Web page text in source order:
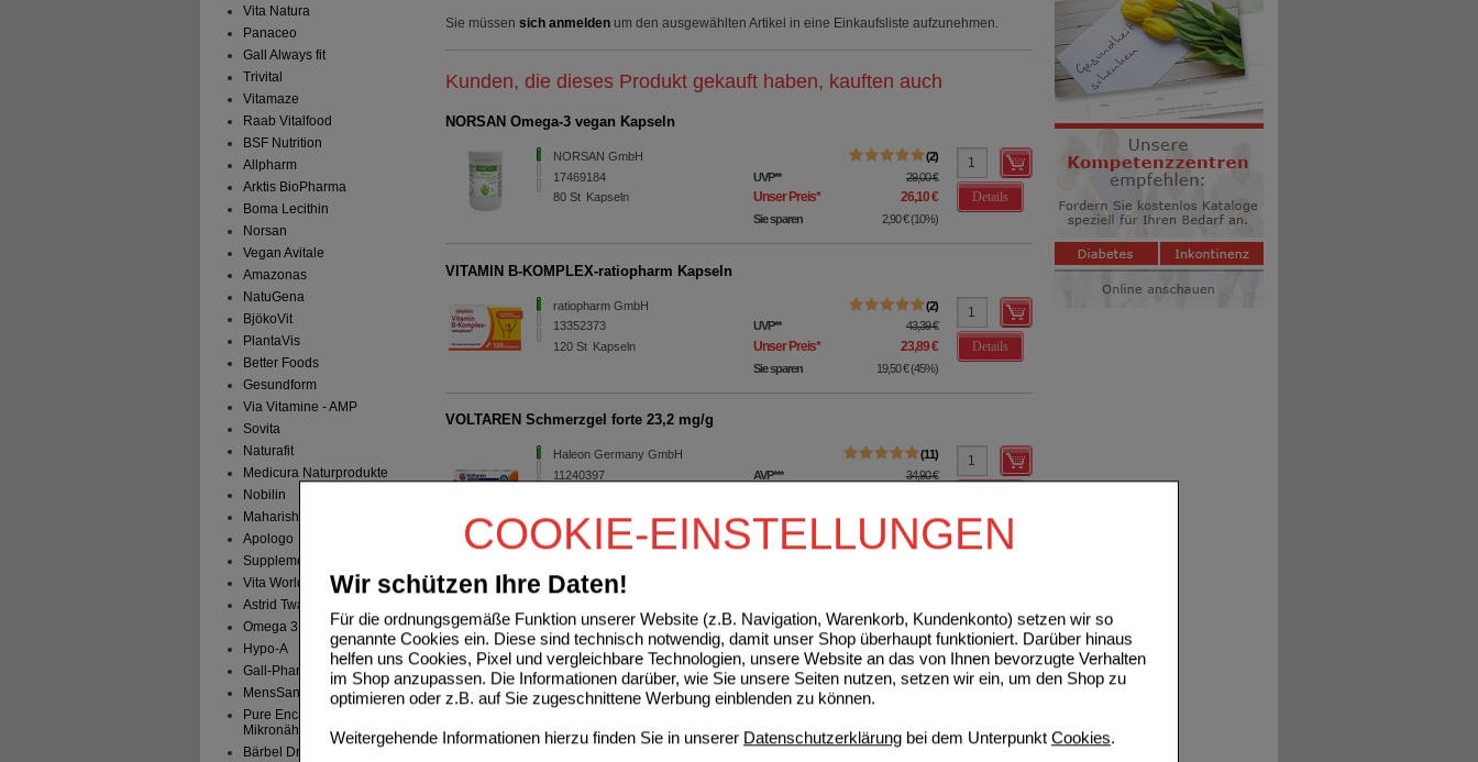
COOKIE-EINSTELLUNGEN
Wir schützen Ihre Daten!
Für die ordnungsgemäße Funktion unserer Website (z.B. Navigation, Warenkorb, Kundenkonto) setzen wir so
genannte Cookies ein. Diese sind technisch notwendig, damit unser Shop überhaupt funktioniert. Darüber hinaus
helfen uns Cookies, Pixel und vergleichbare Technologien, unsere Website an das von Ihnen bevorzugte Verhalten
im Shop anzupassen. Die Informationen darüber, wie Sie unsere Seiten nutzen, setzen wir ein, um den Shop zu
optimieren oder z.B. auf Sie zugeschnittene Werbung einblenden zu können.
Weitergehende Informationen hierzu finden Sie in unserer Datenschutzerklärung bei dem Unterpunkt Cookies.
Vita Natura
Panaceo
Gall Always fit
Trivital
Vitamaze
Raab Vitalfood
BSF Nutrition
Allpharm
Arktis BioPharma
Boma Lecithin
Norsan
Vegan Avitale
Amazonas
NatuGena
BjökoVit
PlantaVis
Better Foods
Gesundform
Via Vitamine - AMP
Sovita
Naturafit
Medicura Naturprodukte
Nobilin
Maharishi Ayu. Pro.
Apologo
Supplementa
Vita World
Astrid Twardy
Omega 3
Hypo-A
Gall-Pharma
MensSana
Pure Encapsulations -
Mikronährstoffe
Bärbel Drexel
Sie müssen sich anmelden um den ausgewählten Artikel in eine Einkaufsliste aufzunehmen.
Kunden, die dieses Produkt gekauft haben, kauften auch
NORSAN Omega-3 vegan Kapseln
NORSAN GmbH
17469184
80St Kapseln
2
UVP** 29,00 €
Unser Preis* 26,10 €
Sie sparen 2,90 €(10%)
Details
VITAMIN B-KOMPLEX-ratiopharm Kapseln
ratiopharm GmbH
13352373
120St Kapseln
2
UVP** 43,39 €
Unser Preis* 23,89 €
Sie sparen 19,50 €(45%)
Details
VOLTAREN Schmerzgel forte 23,2 mg/g
Haleon Germany GmbH
11240397
11
AVP*** 34,90 €
Sie sparen 11,46 € (33%)
Grundpreis
130,22 €
pro 1 kg